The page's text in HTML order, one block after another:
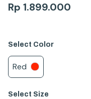
Rp 1.899.000
Select Color
Red
Select Size